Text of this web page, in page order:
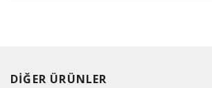
DİĞER ÜRÜNLER